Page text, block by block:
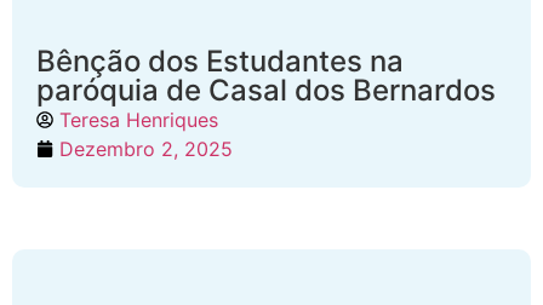
Bênção dos Estudantes na
paróquia de Casal dos Bernardos
Teresa Henriques
Dezembro 2, 2025